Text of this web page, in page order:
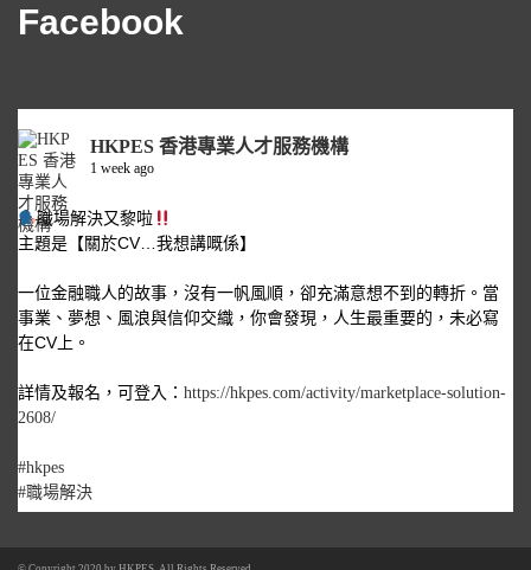
Facebook
HKPES 香港專業人才服務機構
1 week ago
職場解決又黎啦
主題是【關於CV…我想講嘅係】
一位金融職人的故事，沒有一帆風順，卻充滿意想不到的轉折。當
事業、夢想、風浪與信仰交織，你會發現，人生最重要的，未必寫
在CV上。
詳情及報名，可登入： https://hkpes.com/activity/marketplace-solution-
2608/
#hkpes
#職場解決